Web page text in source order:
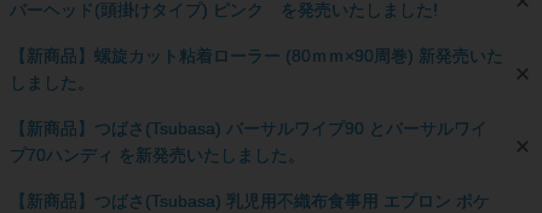
バーヘッド(頭掛けタイプ) ピンク を発売いたしました!
【新商品】螺旋カット粘着ローラー (80ｍｍ×90周巻) 新発売いた
しました。
【新商品】つばさ(Tsubasa) バーサルワイプ90 とバーサルワイ
プ70ハンディ を新発売いたしました。
【新商品】つばさ(Tsubasa) 乳児用不織布食事用 エプロン ポケ